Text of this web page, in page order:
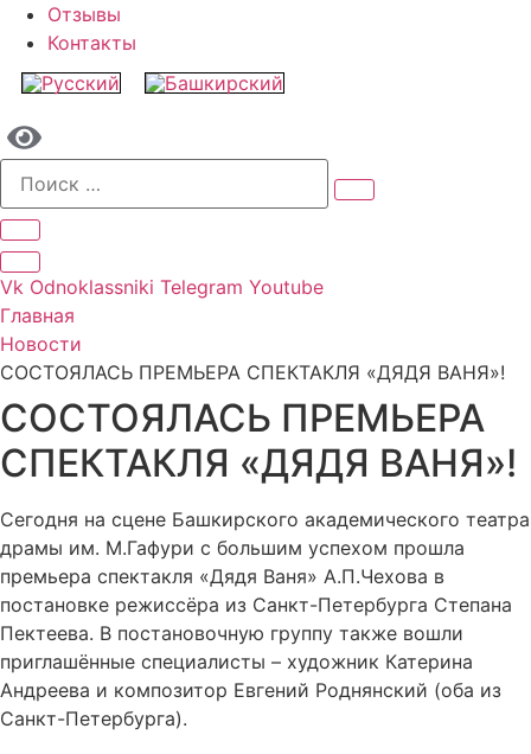
Отзывы
Контакты
Vk Odnoklassniki Telegram Youtube
Главная
Новости
СОСТОЯЛАСЬ ПРЕМЬЕРА СПЕКТАКЛЯ «ДЯДЯ ВАНЯ»!
СОСТОЯЛАСЬ ПРЕМЬЕРА
СПЕКТАКЛЯ «ДЯДЯ ВАНЯ»!
Сегодня на сцене Башкирского академического театра
драмы им. М.Гафури с большим успехом прошла
премьера спектакля «Дядя Ваня» А.П.Чехова в
постановке режиссёра из Санкт-Петербурга Степана
Пектеева. В постановочную группу также вошли
приглашённые специалисты – художник Катерина
Андреева и композитор Евгений Роднянский (оба из
Санкт-Петербурга).